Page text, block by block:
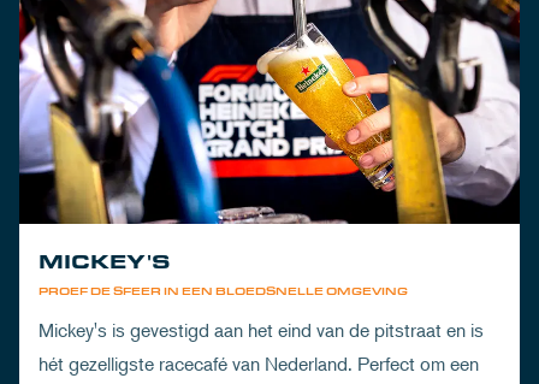
PROEF DE SFEER IN EEN BLOEDSNELLE OMGEVING
MICKEY'S
Mickey's is gevestigd aan het eind van de pitstraat en is
hét gezelligste racecafé van Nederland. Perfect om een